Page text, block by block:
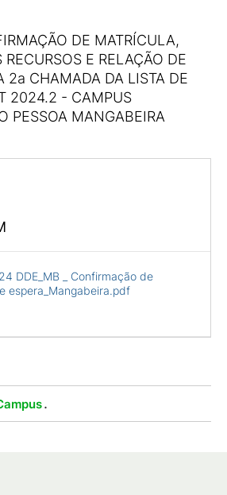
DE MATRÍCULA,
RECURSOS E RELAÇÃO DE
2a CHAMADA DA LISTA DE
2024.2 - CAMPUS
PESSOA MANGABEIRA
DDE_MB _ Confirmação de
espera_Mangabeira.pdf
.